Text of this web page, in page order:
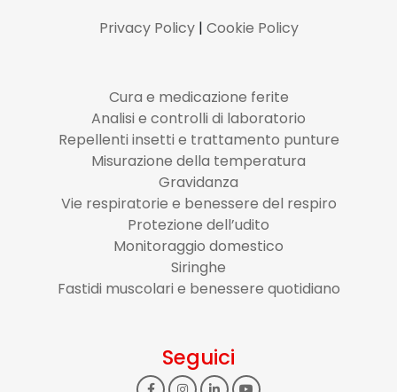
Privacy Policy| Cookie Policy
Cura e medicazione ferite
Analisi e controlli di laboratorio
Repellenti insetti e trattamento punture
Misurazione della temperatura
Gravidanza
Vie respiratorie e benessere del respiro
Protezione dell’udito
Monitoraggio domestico
Siringhe
Fastidi muscolari e benessere quotidiano
Seguici